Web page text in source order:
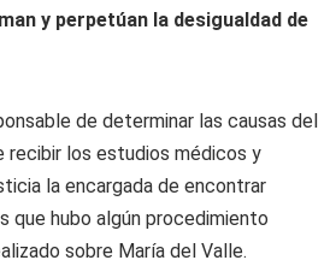
y perpetúan la desigualdad de
de determinar las causas del
recibir los estudios médicos y
la encargada de encontrar
que hubo algún procedimiento
sobre María del Valle.